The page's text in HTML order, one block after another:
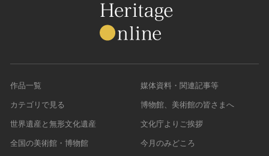
作品一覧
カテゴリで見る
世界遺産と無形文化遺産
全国の美術館・博物館
媒体資料・関連記事等
博物館、美術館の皆さまへ
文化庁よりご挨拶
今月のみどころ